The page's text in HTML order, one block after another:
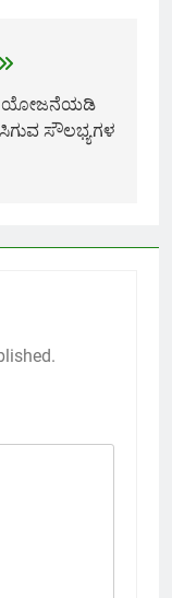
ಯೋಜನೆಯಡಿ
ಸಿಗುವ ಸೌಲಭ್ಯಗಳ